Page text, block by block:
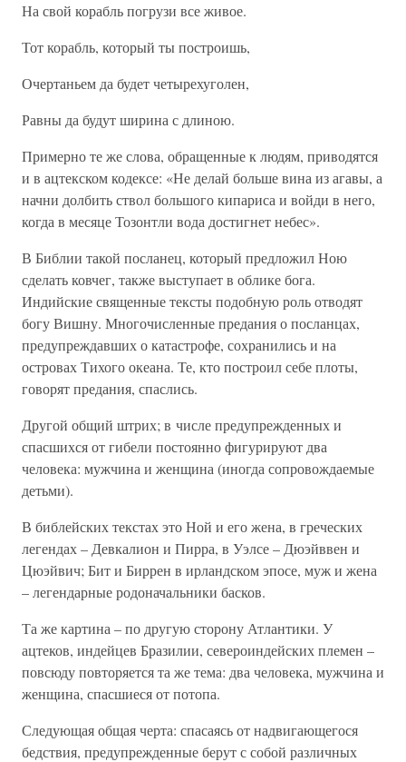
На свой корабль погрузи все живое.
Тот корабль, который ты построишь,
Очертаньем да будет четырехуголен,
Равны да будут ширина с длиною.
Примерно те же слова, обращенные к людям, приводятся
и в ацтекском кодексе: «Не делай больше вина из агавы, а
начни долбить ствол большого кипариса и войди в него,
когда в месяце Тозонтли вода достигнет небес».
В Библии такой посланец, который предложил Ною
сделать ковчег, также выступает в облике бога.
Индийские священные тексты подобную роль отводят
богу Вишну. Многочисленные предания о посланцах,
предупреждавших о катастрофе, сохранились и на
островах Тихого океана. Те, кто построил себе плоты,
говорят предания, спаслись.
Другой общий штрих; в числе предупрежденных и
спасшихся от гибели постоянно фигурируют два
человека: мужчина и женщина (иногда сопровождаемые
детьми).
В библейских текстах это Ной и его жена, в греческих
легендах – Девкалион и Пирра, в Уэлсе – Дюэйввен и
Цюэйвич; Бит и Биррен в ирландском эпосе, муж и жена
– легендарные родоначальники басков.
Та же картина – по другую сторону Атлантики. У
ацтеков, индейцев Бразилии, североиндейских племен –
повсюду повторяется та же тема: два человека, мужчина и
женщина, спасшиеся от потопа.
Следующая общая черта: спасаясь от надвигающегося
бедствия, предупрежденные берут с собой различных